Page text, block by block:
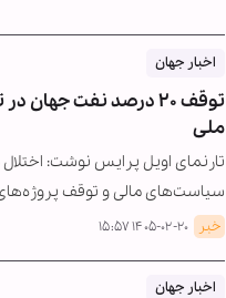
اخبار جهان
توقف ۲۰ درصد نفت
ملی
سیاست‌های مالی و توقف
خبر ۱۴۰۵-۰۲-۲۰ ۱۵:۵۷
اخبار جهان